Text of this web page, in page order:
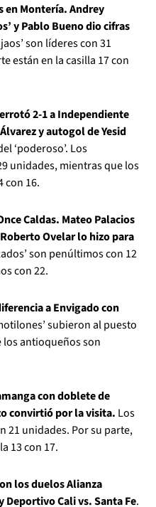
en Montería. Andrey
y Pablo Bueno dio cifras
son líderes con 31
están en la casilla 17 con
2-1 a Independiente
y autogol de Yesid
‘poderoso’. Los
unidades, mientras que los
con 16.
Caldas. Mateo Palacios
Ovelar lo hizo para
son penúltimos con 12
con 22.
a Envigado con
subieron al puesto
los antioqueños son
con doblete de
convirtió por la visita. Los
21 unidades. Por su parte,
13 con 17.
los duelos Alianza
Deportivo Cali vs. Santa Fe.